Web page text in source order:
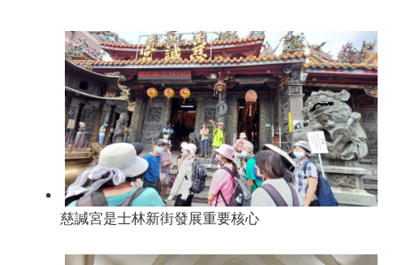
慈諴宮是士林新街發展重要核心